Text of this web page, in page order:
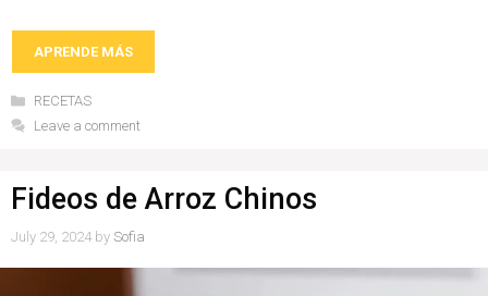
APRENDE MÁS
Categories
RECETAS
Leave a comment
Fideos de Arroz Chinos
July 29, 2024 by Sofia